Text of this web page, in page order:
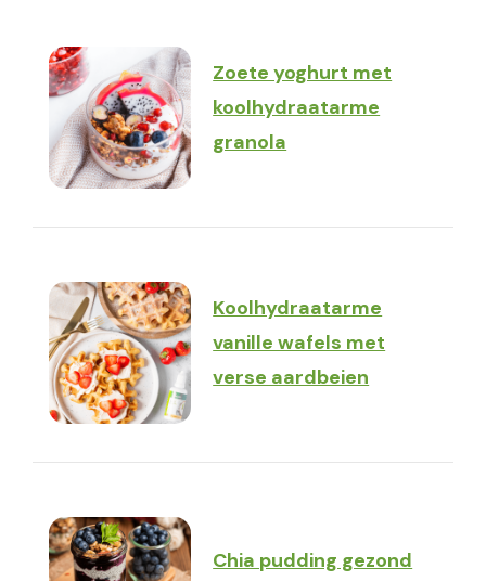
Zoete yoghurt met
koolhydraatarme
granola
Koolhydraatarme
vanille wafels met
verse aardbeien
Chia pudding gezond